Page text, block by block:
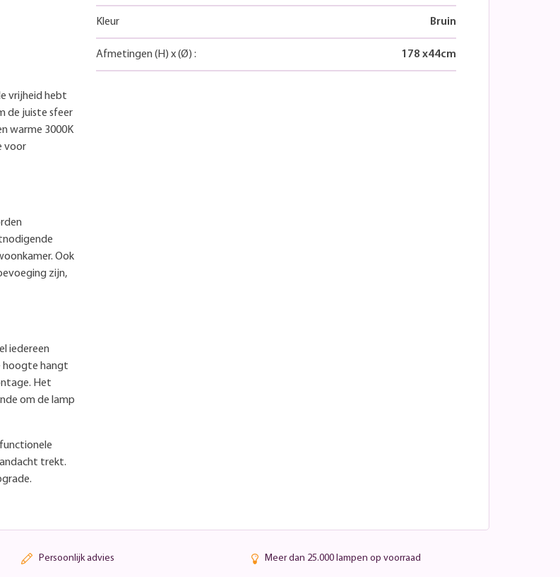
vrijheid hebt
de juiste sfeer
warme 3000K
voor
Ook
zijn,
iedereen
hoogte hangt
Het
om de lamp
trekt.
Kleur Bruin
Afmetingen (H) x(Ø) : 178 x44cm
Persoonlijk advies Meer dan 25.000 lampen op voorraad